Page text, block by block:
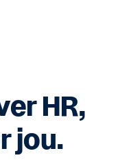
HR,
jou.